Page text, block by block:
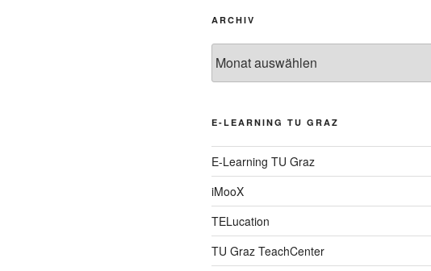
ARCHIV
E-LEARNING TU GRAZ
E-Learning TU Graz
iMooX
TELucation
TU Graz TeachCenter